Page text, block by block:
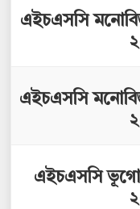
এইচএসসি
এইচএসসি
এইচএসসি